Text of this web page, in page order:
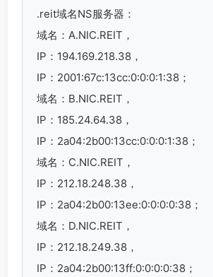
.reit域名NS服务器：
域名：A.NIC.REIT，
IP：194.169.218.38，
IP：2001:67c:13cc:0:0:0:1:38；
域名：B.NIC.REIT，
IP：185.24.64.38，
IP：2a04:2b00:13cc:0:0:0:1:38；
域名：C.NIC.REIT，
IP：212.18.248.38，
IP：2a04:2b00:13ee:0:0:0:0:38；
域名：D.NIC.REIT，
IP：212.18.249.38，
IP：2a04:2b00:13ff:0:0:0:0:38；